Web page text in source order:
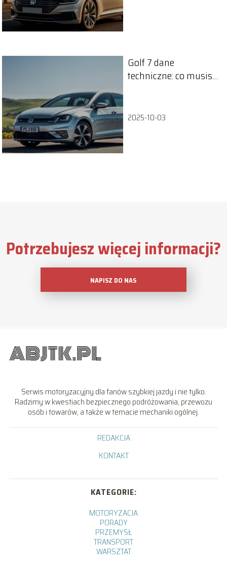
Golf 7 dane
techniczne: co musisz
2025-10-03
Potrzebujesz więcej informacji?
NAPISZ DO NAS
Serwis motoryzacyjny dla fanów szybkiej jazdy i nie tylko.
Radzimy w kwestiach bezpiecznego podróżowania, przewozu
osób i towarów, a także w temacie mechaniki ogólnej.
REDAKCJA
KONTAKT
KATEGORIE:
MOTORYZACJA
PORADY
PRZEMYSŁ
TRANSPORT
WARSZTAT